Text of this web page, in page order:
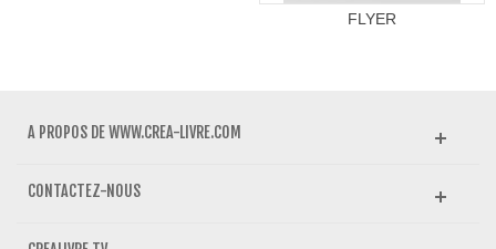
FLYER
A PROPOS DE WWW.CREA-LIVRE.COM
CONTACTEZ-NOUS